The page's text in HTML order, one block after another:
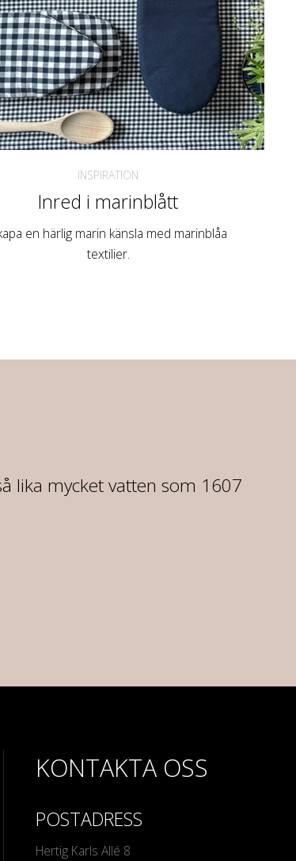
INSPIRATION
Inred i marinblått
en härlig marin känsla med marinblåa
textilier.
lika mycket vatten som 1607
KONTAKTA OSS
POSTADRESS
Hertig Karls Allé 8